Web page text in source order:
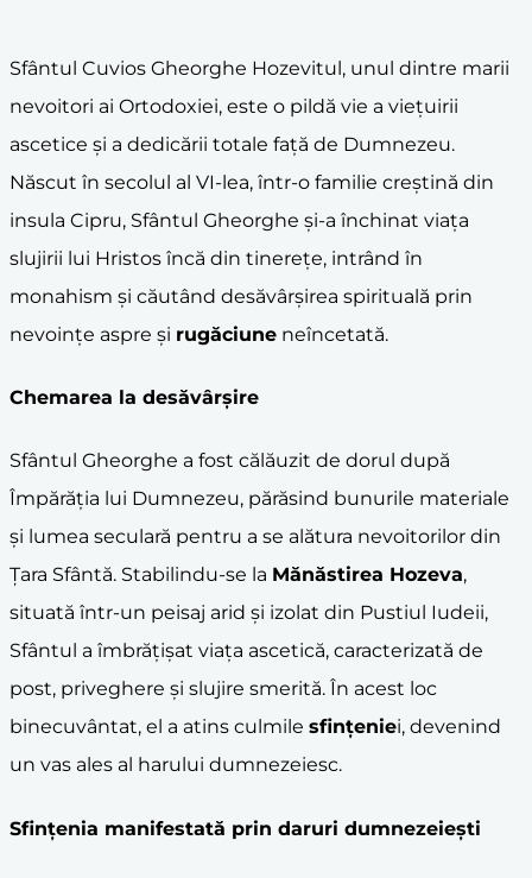
Sfântul Cuvios Gheorghe Hozevitul, unul dintre marii
nevoitori ai Ortodoxiei, este o pildă vie a viețuirii
ascetice și a dedicării totale față de Dumnezeu.
Născut în secolul al VI-lea, într-o familie creștină din
insula Cipru, Sfântul Gheorghe și-a închinat viața
slujirii lui Hristos încă din tinerețe, intrând în
monahism și căutând desăvârșirea spirituală prin
nevoințe aspre și rugăciune neîncetată.
Chemarea la desăvârșire
Sfântul Gheorghe a fost călăuzit de dorul după
Împărăția lui Dumnezeu, părăsind bunurile materiale
și lumea seculară pentru a se alătura nevoitorilor din
Țara Sfântă. Stabilindu-se la Mănăstirea Hozeva,
situată într-un peisaj arid și izolat din Pustiul Iudeii,
Sfântul a îmbrățișat viața ascetică, caracterizată de
post, priveghere și slujire smerită. În acest loc
binecuvântat, el a atins culmile sfințeniei, devenind
un vas ales al harului dumnezeiesc.
Sfințenia manifestată prin daruri dumnezeiești